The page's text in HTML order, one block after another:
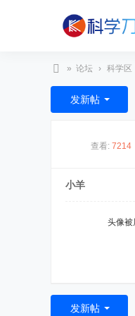
科
学
» 论坛 › 科学区
发新帖
查看: 7214
小羊
头像被
发新帖